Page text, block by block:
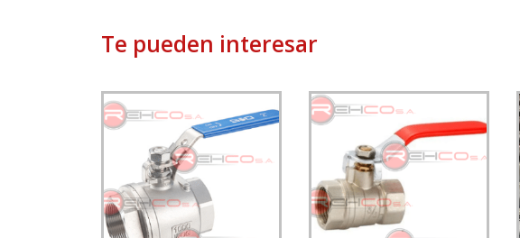
Te pueden interesar